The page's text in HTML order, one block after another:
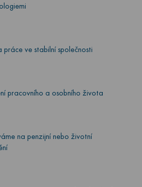
práce ve stabilní společnosti
pracovního a osobního života
na penzijní nebo životní